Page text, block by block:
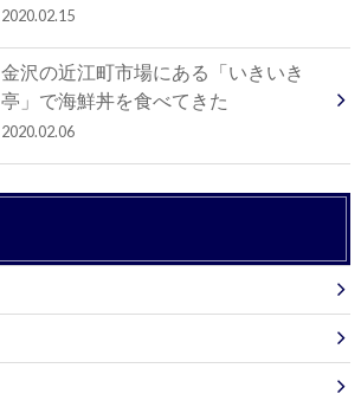
2020.02.15
金沢の近江町市場にある「いきいき
亭」で海鮮丼を食べてきた
2020.02.06